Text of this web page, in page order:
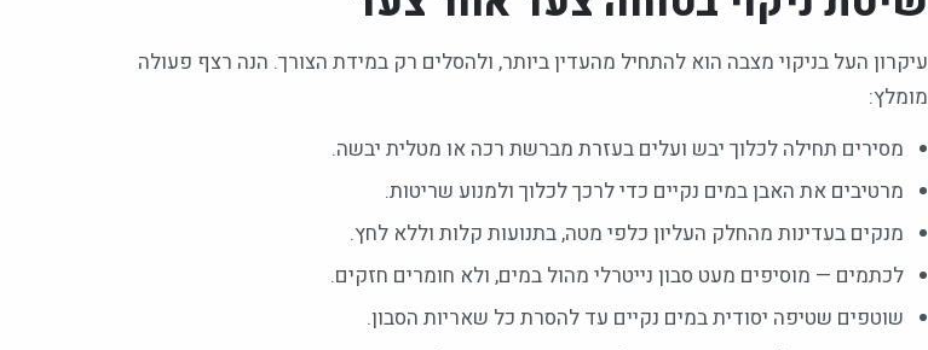
עיקרון העל בניקוי מצבה הוא להתחיל מהעדין ביותר, ולהסלים רק במידת הצורך. הנה רצף פעולה
מומלץ:
מסירים תחילה לכלוך יבש ועלים בעזרת מברשת רכה או מטלית יבשה.
מרטיבים את האבן במים נקיים כדי לרכך לכלוך ולמנוע שריטות.
מנקים בעדינות מהחלק העליון כלפי מטה, בתנועות קלות וללא לחץ.
לכתמים — מוסיפים מעט סבון נייטרלי מהול במים, ולא חומרים חזקים.
שוטפים שטיפה יסודית במים נקיים עד להסרת כל שאריות הסבון.